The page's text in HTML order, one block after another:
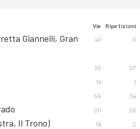
Vie Ripetizioni
Giannelli, Gran
40 0
25 57
14 1
56 34
20 26
Il Trono) 19 2